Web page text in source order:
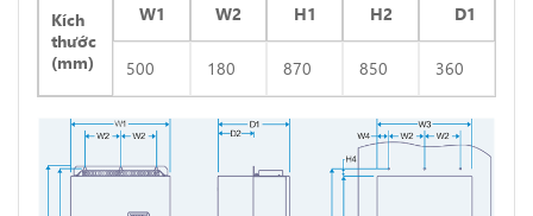
Kích
thước
(mm)
W1 W2 H1 H2 D1
500 180 870 850 360